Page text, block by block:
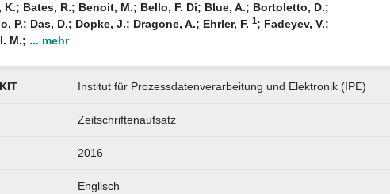
K.; Bates, R.; Benoit, M.; Bello, F. Di; Blue, A.; Bortoletto, D.;
P.; Das, D.; Dopke, J.; Dragone, A.; Ehrler, F. 1; Fadeyev, V.;
M.; ... mehr
Institut für Prozessdatenverarbeitung und Elektronik (IPE)
Zeitschriftenaufsatz
2016
Englisch